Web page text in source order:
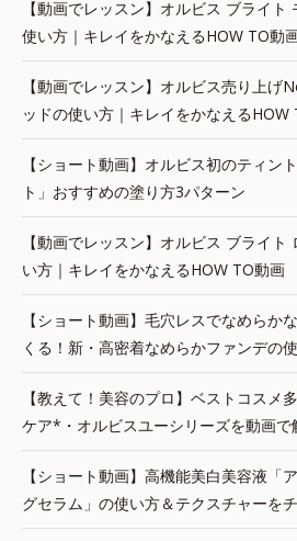
【動画でレッスン】オルビス ブライ
使い方｜キレイをかなえるHOW TO動
【動画でレッスン】オルビス売り上げ
ッドの使い方｜キレイをかなえるHOW
【ショート動画】オルビス初のティン
ト」おすすめの塗り方3パターン
【動画でレッスン】オルビス ブライ
い方｜キレイをかなえるHOW TO動画
【ショート動画】毛穴レスでなめらか
くる！新・高密着なめらかファンデの
【教えて！美容のプロ】ベストコスメ
ケア*・オルビスユーシリーズを動画で
【ショート動画】高機能美白美容液「
グセラム」の使い方＆テクスチャーを